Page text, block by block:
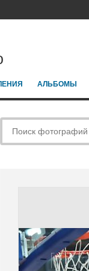
АЛЬБОМЫ